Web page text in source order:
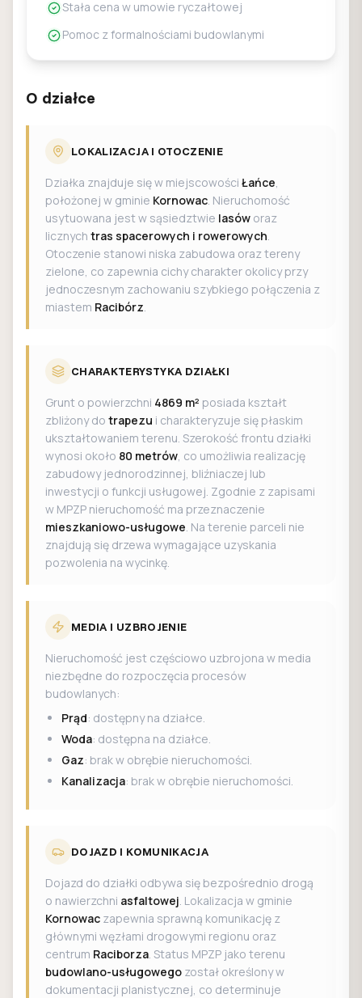
Stała cena w umowie ryczałtowej
Pomoc z formalnościami budowlanymi
O działce
LOKALIZACJA I OTOCZENIE
Działka znajduje się w miejscowości Łańce,
położonej w gminie Kornowac. Nieruchomość
usytuowana jest w sąsiedztwie lasów oraz
licznych tras spacerowych i rowerowych.
Otoczenie stanowi niska zabudowa oraz tereny
zielone, co zapewnia cichy charakter okolicy przy
jednoczesnym zachowaniu szybkiego połączenia z
miastem Racibórz.
CHARAKTERYSTYKA DZIAŁKI
Grunt o powierzchni 4869 m² posiada kształt
zbliżony do trapezu i charakteryzuje się płaskim
ukształtowaniem terenu. Szerokość frontu działki
wynosi około 80 metrów, co umożliwia realizację
zabudowy jednorodzinnej, bliźniaczej lub
inwestycji o funkcji usługowej. Zgodnie z zapisami
w MPZP nieruchomość ma przeznaczenie
mieszkaniowo-usługowe. Na terenie parceli nie
znajdują się drzewa wymagające uzyskania
pozwolenia na wycinkę.
MEDIA I UZBROJENIE
Nieruchomość jest częściowo uzbrojona w media
niezbędne do rozpoczęcia procesów
budowlanych:
Prąd: dostępny na działce.
Woda: dostępna na działce.
Gaz: brak w obrębie nieruchomości.
Kanalizacja: brak w obrębie nieruchomości.
DOJAZD I KOMUNIKACJA
Dojazd do działki odbywa się bezpośrednio drogą
o nawierzchni asfaltowej. Lokalizacja w gminie
Kornowac zapewnia sprawną komunikację z
głównymi węzłami drogowymi regionu oraz
centrum Raciborza. Status MPZP jako terenu
budowlano-usługowego został określony w
dokumentacji planistycznej, co determinuje